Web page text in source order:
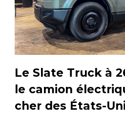
Le Slate Truck à
le camion
cher des États-